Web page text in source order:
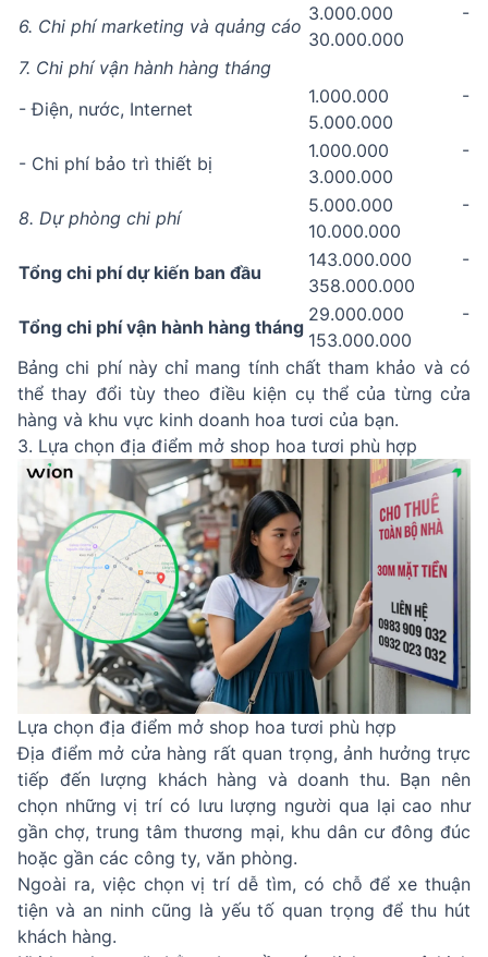
6. Chi phí marketing và quảng cáo
3.000.000 -
30.000.000
7. Chi phí vận hành hàng tháng
- Điện, nước, Internet
1.000.000 -
5.000.000
- Chi phí bảo trì thiết bị
1.000.000 -
3.000.000
8. Dự phòng chi phí
5.000.000 -
10.000.000
Tổng chi phí dự kiến ban đầu
143.000.000 -
358.000.000
Tổng chi phí vận hành hàng tháng
29.000.000 -
153.000.000
Bảng chi phí này chỉ mang tính chất tham khảo và có
thể thay đổi tùy theo điều kiện cụ thể của từng cửa
hàng và khu vực kinh doanh hoa tươi của bạn.
3. Lựa chọn địa điểm mở shop hoa tươi phù hợp
Lựa chọn địa điểm mở shop hoa tươi phù hợp
Địa điểm mở cửa hàng rất quan trọng, ảnh hưởng trực
tiếp đến lượng khách hàng và doanh thu. Bạn nên
chọn những vị trí có lưu lượng người qua lại cao như
gần chợ, trung tâm thương mại, khu dân cư đông đúc
hoặc gần các công ty, văn phòng.
Ngoài ra, việc chọn vị trí dễ tìm, có chỗ để xe thuận
tiện và an ninh cũng là yếu tố quan trọng để thu hút
khách hàng.